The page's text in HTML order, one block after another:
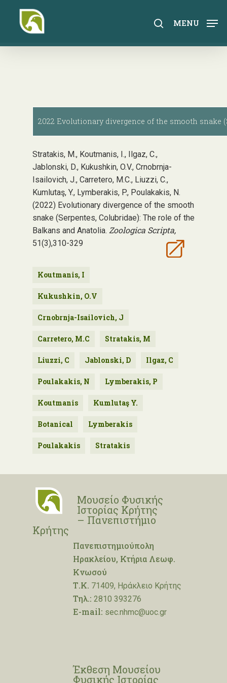
content
search
MENU
2022 Evolutionary divergence of the smooth snake
Stratakis, M., Koutmanis, I., Ilgaz, C.,
Jablonski, D., Kukushkin, O.V., Crnobrnja-
Isailovich, J., Carretero, M.C., Liuzzi, C.,
Kumlutaş, Y., Lymberakis, P., Poulakakis, N.
(2022) Evolutionary divergence of the smooth
snake (Serpentes, Colubridae): The role of the
Balkans and Anatolia. Zoologica Scripta,
51(3),310-329
Koutmanis, I
Kukushkin, O.V
Crnobrnja-Isailovich, J
Carretero, M.C Stratakis, M
Liuzzi, C Jablonski, D Ilgaz, C
Poulakakis, N Lymberakis, P
Koutmanis Kumlutaş Y.
Botanical Lymberakis
Poulakakis Stratakis
Μουσείο Φυσικής
Ιστορίας Κρήτης
– Πανεπιστήμιο
Κρήτης
Πανεπιστημιούπολη
Ηρακλείου, Κτήρια Λεωφ.
Κνωσού
Τ.Κ. 71409, Ηράκλειο Κρήτης
Τηλ.: 2810 393276
E-mail: sec.nhmc@uoc.gr
Έκθεση Μουσείου
Φυσικής Ιστορίας